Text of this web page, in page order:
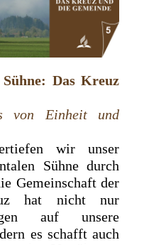
Das Kreuz
von Einheit und
wir unser
Sühne durch
Gemeinschaft der
hat nicht nur
auf unsere
es schafft auch